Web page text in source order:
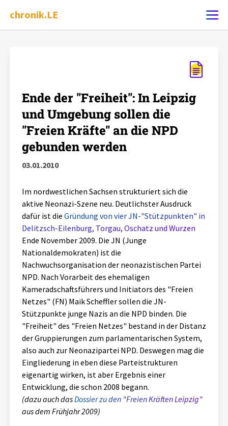
chronik.LE
Chronik
Dossiers
Leipziger Zustände
Phänomene
Aktuelles
Alle Beiträge
Veranstaltungen
Pressemitteilungen
Podcasts
Über uns
Projektbeschreibung
Kontakt
Unterstützer_innen
Spenden
chronik.LE in der Presse
Ende der "Freiheit": In Leipzig
und Umgebung sollen die
"Freien Kräfte" an die NPD
gebunden werden
03.01.2010
Im nordwestlichen Sachsen strukturiert sich die
aktive Neonazi-Szene neu. Deutlichster Ausdruck
dafür ist die Gründung von vier JN-"Stützpunkten" in
Delitzsch-Eilenburg, Torgau, Oschatz und Wurzen
Ende November 2009. Die JN (Junge
Nationaldemokraten) ist die
Nachwuchsorganisation der neonazistischen Partei
NPD. Nach Vorarbeit des ehemaligen
Kameradschaftsführers und Initiators des "Freien
Netzes" (FN) Maik Scheffler sollen die JN-
Stützpunkte junge Nazis an die NPD binden. Die
"Freiheit" des "Freien Netzes" bestand in der Distanz
der Gruppierungen zum parlamentarischen System,
also auch zur Neonazipartei NPD. Deswegen mag die
Eingliederung in eben diese Parteistrukturen
eigenartig wirken, ist aber Ergebnis einer
Entwicklung, die schon 2008 begann.
(dazu auch dasDossier zu den "Freien Kräften Leipzig"
aus dem Frühjahr 2009)